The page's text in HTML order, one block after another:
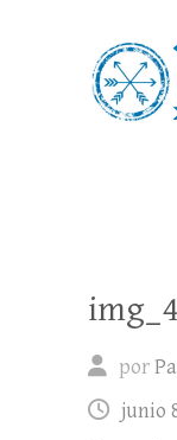
Nos
por
junio